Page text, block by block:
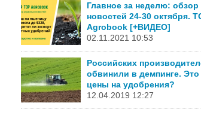
Главное за неделю:
новостей 24-30 октября.
Agrobook [+ВИДЕО]
02.11.2021 10:53
Российских
обвинили в демпинге. Это
цены на удобрения?
12.04.2019 12:27